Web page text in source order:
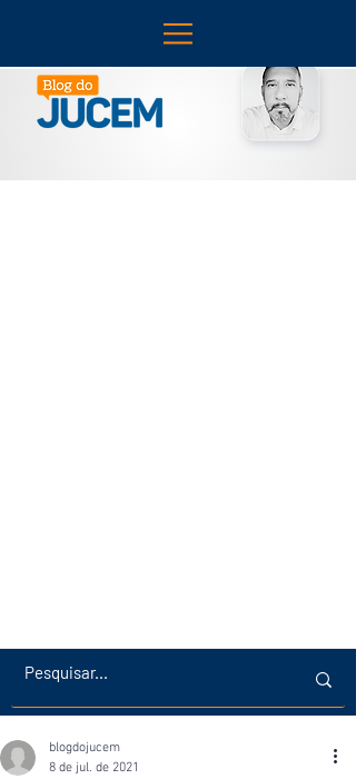
blogdojucem
8 de jul. de 2021